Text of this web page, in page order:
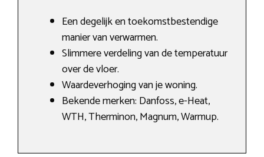
Een degelijk en toekomstbestendige
manier van verwarmen.
Slimmere verdeling van de temperatuur
over de vloer.
Waardeverhoging van je woning.
Bekende merken: Danfoss, e-Heat,
WTH, Therminon, Magnum, Warmup.